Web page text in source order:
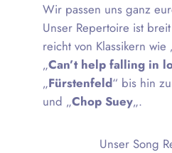
Wir passen uns ganz
Unser Repertoire ist
reicht von Klassikern wie
„Can’t help falling in
„Fürstenfeld“ bis hin
und „Chop Suey„.
Unser Song